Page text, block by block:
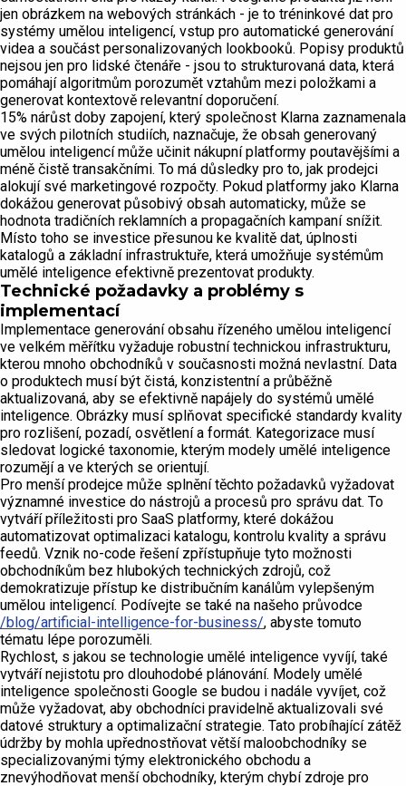
jen obrázkem na webových stránkách - je to tréninkové dat pro
systémy umělou inteligencí, vstup pro automatické generování
videa a součást personalizovaných lookbooků. Popisy produktů
nejsou jen pro lidské čtenáře - jsou to strukturovaná data, která
pomáhají algoritmům porozumět vztahům mezi položkami a
generovat kontextově relevantní doporučení.
15% nárůst doby zapojení, který společnost Klarna zaznamenala
ve svých pilotních studiích, naznačuje, že obsah generovaný
umělou inteligencí může učinit nákupní platformy poutavějšími a
méně čistě transakčními. To má důsledky pro to, jak prodejci
alokují své marketingové rozpočty. Pokud platformy jako Klarna
dokážou generovat působivý obsah automaticky, může se
hodnota tradičních reklamních a propagačních kampaní snížit.
Místo toho se investice přesunou ke kvalitě dat, úplnosti
katalogů a základní infrastruktuře, která umožňuje systémům
umělé inteligence efektivně prezentovat produkty.
Technické požadavky a problémy s
implementací
Implementace generování obsahu řízeného umělou inteligencí
ve velkém měřítku vyžaduje robustní technickou infrastrukturu,
kterou mnoho obchodníků v současnosti možná nevlastní. Data
o produktech musí být čistá, konzistentní a průběžně
aktualizovaná, aby se efektivně napájely do systémů umělé
inteligence. Obrázky musí splňovat specifické standardy kvality
pro rozlišení, pozadí, osvětlení a formát. Kategorizace musí
sledovat logické taxonomie, kterým modely umělé inteligence
rozumějí a ve kterých se orientují.
Pro menší prodejce může splnění těchto požadavků vyžadovat
významné investice do nástrojů a procesů pro správu dat. To
vytváří příležitosti pro SaaS platformy, které dokážou
automatizovat optimalizaci katalogu, kontrolu kvality a správu
feedů. Vznik no-code řešení zpřístupňuje tyto možnosti
obchodníkům bez hlubokých technických zdrojů, což
demokratizuje přístup ke distribučním kanálům vylepšeným
umělou inteligencí. Podívejte se také na našeho průvodce
/blog/artificial-intelligence-for-business/, abyste tomuto
tématu lépe porozuměli.
Rychlost, s jakou se technologie umělé inteligence vyvíjí, také
vytváří nejistotu pro dlouhodobé plánování. Modely umělé
inteligence společnosti Google se budou i nadále vyvíjet, což
může vyžadovat, aby obchodníci pravidelně aktualizovali své
datové struktury a optimalizační strategie. Tato probíhající zátěž
údržby by mohla upřednostňovat větší maloobchodníky se
specializovanými týmy elektronického obchodu a
znevýhodňovat menší obchodníky, kterým chybí zdroje pro